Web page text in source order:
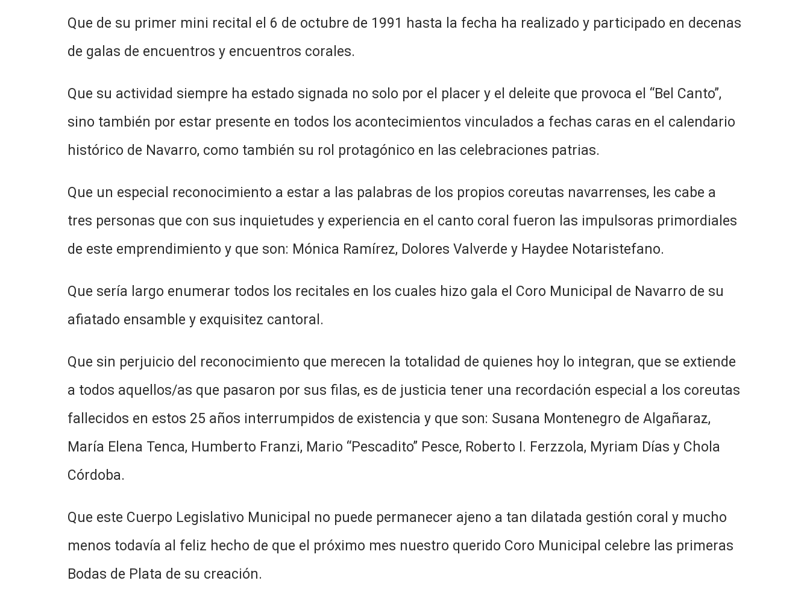
Que de su primer mini recital el 6 de octubre de 1991 hasta la fecha ha realizado y participado en decenas
de galas de encuentros y encuentros corales.
Que su actividad siempre ha estado signada no solo por el placer y el deleite que provoca el “Bel Canto”,
sino también por estar presente en todos los acontecimientos vinculados a fechas caras en el calendario
histórico de Navarro, como también su rol protagónico en las celebraciones patrias.
Que un especial reconocimiento a estar a las palabras de los propios coreutas navarrenses, les cabe a
tres personas que con sus inquietudes y experiencia en el canto coral fueron las impulsoras primordiales
de este emprendimiento y que son: Mónica Ramírez, Dolores Valverde y Haydee Notaristefano.
Que sería largo enumerar todos los recitales en los cuales hizo gala el Coro Municipal de Navarro de su
afiatado ensamble y exquisitez cantoral.
Que sin perjuicio del reconocimiento que merecen la totalidad de quienes hoy lo integran, que se extiende
a todos aquellos/as que pasaron por sus filas, es de justicia tener una recordación especial a los coreutas
fallecidos en estos 25 años interrumpidos de existencia y que son: Susana Montenegro de Algañaraz,
María Elena Tenca, Humberto Franzi, Mario “Pescadito” Pesce, Roberto I. Ferzzola, Myriam Días y Chola
Córdoba.
Que este Cuerpo Legislativo Municipal no puede permanecer ajeno a tan dilatada gestión coral y mucho
menos todavía al feliz hecho de que el próximo mes nuestro querido Coro Municipal celebre las primeras
Bodas de Plata de su creación.